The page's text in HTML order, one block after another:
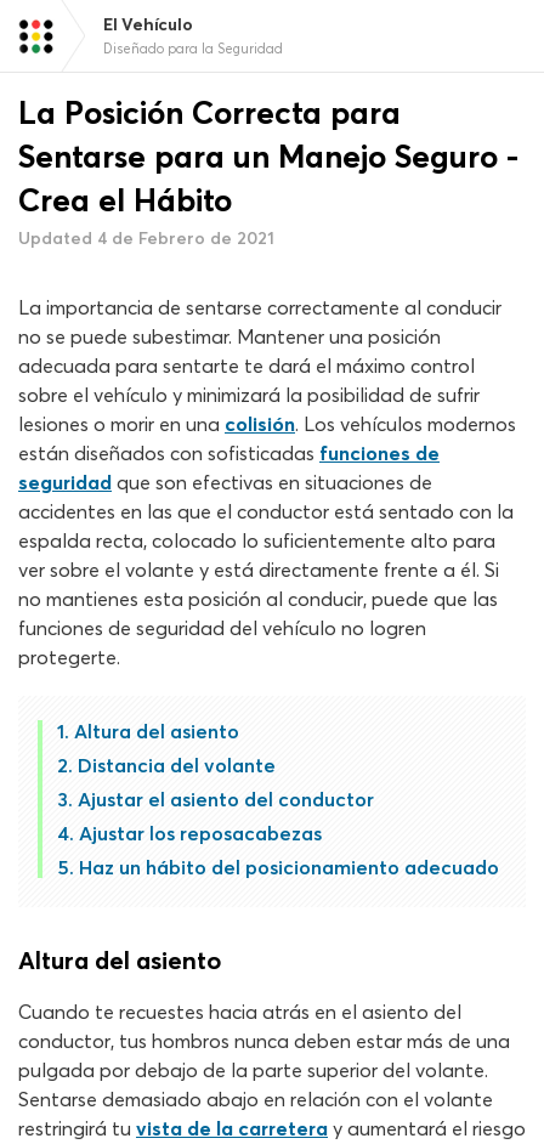
El Vehículo
Diseñado para la Seguridad
La Posición Correcta para
Sentarse para un Manejo Seguro -
Crea el Hábito
Updated 4 de Febrero de 2021
La importancia de sentarse correctamente al conducir
no se puede subestimar. Mantener una posición
adecuada para sentarte te dará el máximo control
sobre el vehículo y minimizará la posibilidad de sufrir
lesiones o morir en una colisión. Los vehículos modernos
están diseñados con sofisticadas funciones de
seguridad que son efectivas en situaciones de
accidentes en las que el conductor está sentado con la
espalda recta, colocado lo suficientemente alto para
ver sobre el volante y está directamente frente a él. Si
no mantienes esta posición al conducir, puede que las
funciones de seguridad del vehículo no logren
protegerte.
Altura del asiento
Distancia del volante
Ajustar el asiento del conductor
Ajustar los reposacabezas
Haz un hábito del posicionamiento adecuado
Altura del asiento
Cuando te recuestes hacia atrás en el asiento del
conductor, tus hombros nunca deben estar más de una
pulgada por debajo de la parte superior del volante.
Sentarse demasiado abajo en relación con el volante
restringirá tu vista de la carretera y aumentará el riesgo